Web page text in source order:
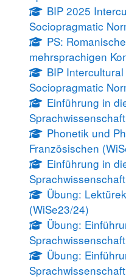
BIP 2025
Sociopragmatic
PS:
mehrsprachigen
BIP
Sociopragmatic
Einführung in
Sprachwissenschaft
Phonetik und
Französischen
Einführung in
Übung:
(WiSe23/24)
Übung:
Übung: